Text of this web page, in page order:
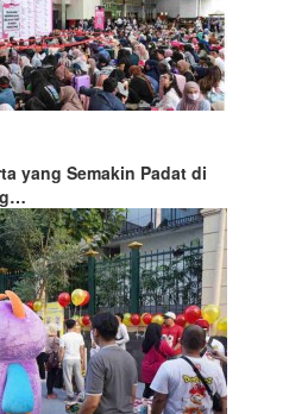
yang Semakin Padat di